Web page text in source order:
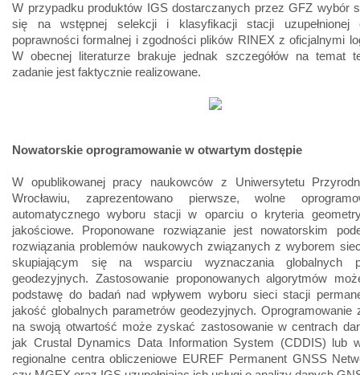
W przypadku produktów IGS dostarczanych przez GFZ wybór
się na wstępnej selekcji i klasyfikacji stacji uzupełnionej
poprawności formalnej i zgodności plików RINEX z oficjalnymi
W obecnej literaturze brakuje jednak szczegółów na temat
zadanie jest faktycznie realizowane.
Nowatorskie oprogramowanie w otwartym dostępie
W opublikowanej pracy naukowców z Uniwersytetu
Wrocławiu, zaprezentowano pierwsze, wolne
automatycznego wyboru stacji w oparciu o kryteria
jakościowe. Proponowane rozwiązanie jest nowatorskim
rozwiązania problemów naukowych związanych z wyborem
skupiającym się na wsparciu wyznaczania globalnych
geodezyjnych. Zastosowanie proponowanych algorytmów
podstawę do badań nad wpływem wyboru sieci stacji
jakość globalnych parametrów geodezyjnych. Oprogramowanie
na swoją otwartość może zyskać zastosowanie w centrach
jak Crustal Dynamics Data Information System (CDDIS) lub
regionalne centra obliczeniowe EUREF Permanent GNSS